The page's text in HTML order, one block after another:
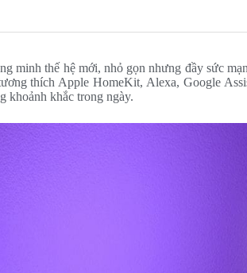
minh thế hệ mới, nhỏ gọn nhưng đầy sức
thích Apple HomeKit, Alexa, Google
khoảnh khắc trong ngày.